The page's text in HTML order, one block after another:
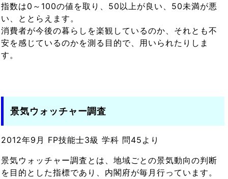
指数は0～100の値を取り、50以上が良い、50未満が悪
い、ととらえます。
消費者が今後の暮らしを楽観しているのか、それとも不
安を感じているのかを測る目的で、用いられたりしま
す。
景気ウォッチャー調査
2012年9月 FP技能士3級 学科 問45より
景気ウォッチャー調査とは、地域ごとの景気動向の判断
を目的とした指標であり、内閣府が毎月行っています。